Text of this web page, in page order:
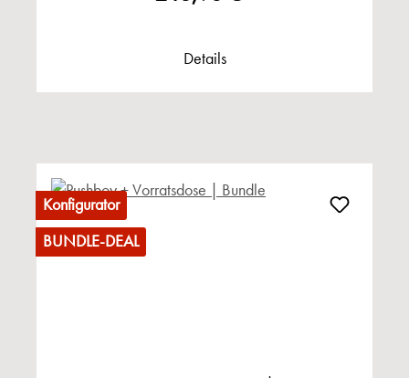
Details
Konfigurator
BUNDLE-DEAL